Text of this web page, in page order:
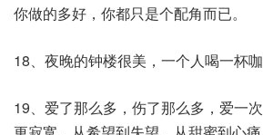
你做的多好，你都只是个配角而已。
18、夜晚的钟楼很美，一个人喝一杯咖
19、爱了那么多，伤了那么多，爱一